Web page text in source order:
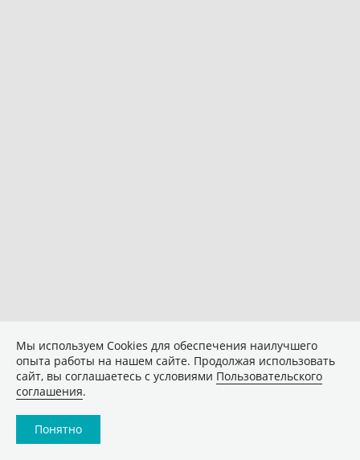
Мы используем Сookies для обеспечения наилучшего
опыта работы на нашем сайте. Продолжая использовать
сайт, вы соглашаетесь с условиями Пользовательского
соглашения.
Понятно